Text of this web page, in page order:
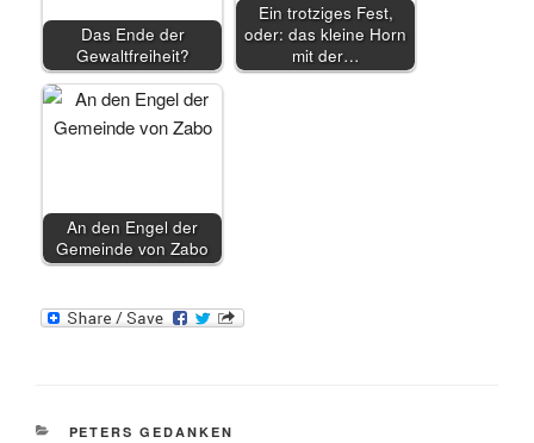
Das Ende der
Gewaltfreiheit?
Ein trotziges Fest,
oder: das kleine Horn
mit der…
An den Engel der
Gemeinde von Zabo
KATEGORIEN
PETERS GEDANKEN